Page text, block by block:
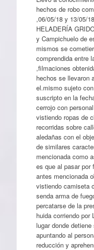
hechos de robo
,06/05/18 y 13/05/
HELADERÍA
y Campichuelo de
mismos se
comprendida entre
,filmaciones
hechos se llevaron
el.mismo sujeto
suscripto en la
cerrojo con
vistiendo ropas de
recorridas sobre
aledañas con el
de similares
mencionada como
es que al pasar por
antes mencionada
vistiendo camiseta
senda arma de
percatarse de la
huida corriendo por
lugar donde
apuntando al
reducción y